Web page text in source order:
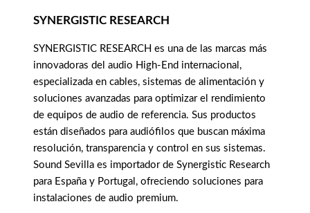
SYNERGISTIC RESEARCH
SYNERGISTIC RESEARCH es una de las marcas más
innovadoras del audio High-End internacional,
especializada en cables, sistemas de alimentación y
soluciones avanzadas para optimizar el rendimiento
de equipos de audio de referencia. Sus productos
están diseñados para audiófilos que buscan máxima
resolución, transparencia y control en sus sistemas.
Sound Sevilla es importador de Synergistic Research
para España y Portugal, ofreciendo soluciones para
instalaciones de audio premium.